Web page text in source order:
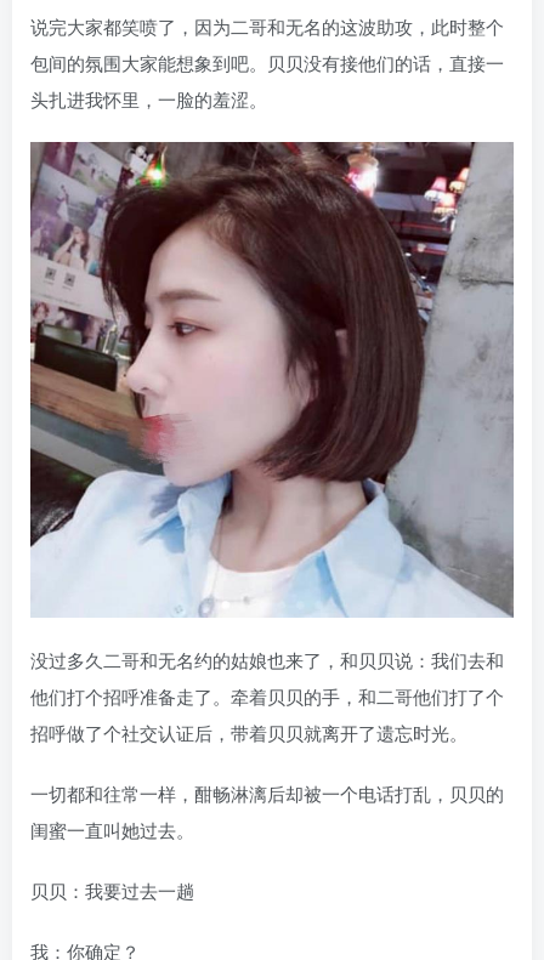
说完大家都笑喷了，因为二哥和无名的这波助攻，此时整个
包间的氛围大家能想象到吧。贝贝没有接他们的话，直接一
头扎进我怀里，一脸的羞涩。
没过多久二哥和无名约的姑娘也来了，和贝贝说：我们去和
他们打个招呼准备走了。牵着贝贝的手，和二哥他们打了个
招呼做了个社交认证后，带着贝贝就离开了遗忘时光。
一切都和往常一样，酣畅淋漓后却被一个电话打乱，贝贝的
闺蜜一直叫她过去。
贝贝：我要过去一趟
我：你确定？